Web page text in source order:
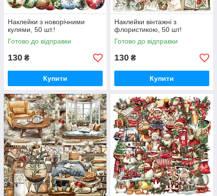
Наклейки з новорічними
кулями, 50 шт.!
Готово до відправки
130 ₴
Купити
Наклейки вінтажні з
флористикою, 50 шт!
Готово до відправки
130 ₴
Купити